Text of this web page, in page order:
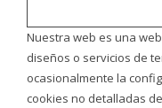
Nuestra web es una
diseños o servicios de
ocasionalmente la
cookies no detalladas